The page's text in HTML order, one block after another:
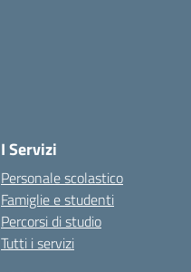
I Servizi
Personale scolastico
Famiglie e studenti
Percorsi di studio
Tutti i servizi